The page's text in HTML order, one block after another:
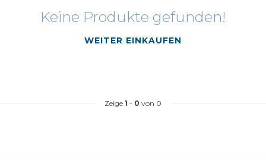
Keine Produkte gefunden!
WEITER EINKAUFEN
Zeige 1 - 0 von 0